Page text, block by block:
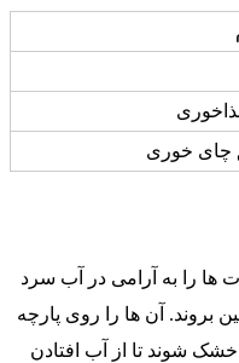
ها را به آرامی در آب سرد
بروند. آن ها را روی پارچه
خشک شوند تا از آب افتادن